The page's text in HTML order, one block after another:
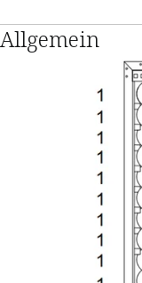
Allgemein